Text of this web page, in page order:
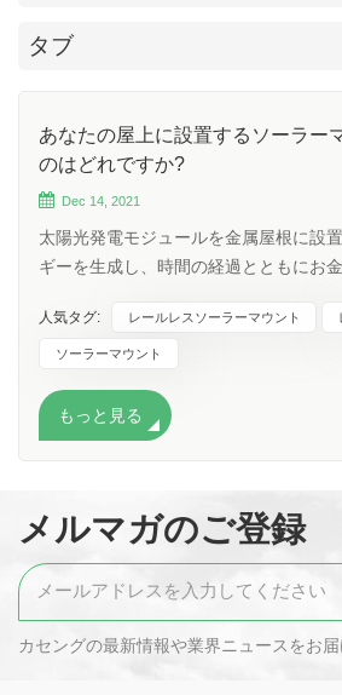
タブ
あなたの屋上に設置するソーラー
のはどれですか?
Dec 14, 2021
太陽光発電モジュールを金属屋根に設
ギーを生成し、時間の経過とともにお
は、耐用年数が長く耐久性に優れてい
ュールを取り付けるのに適したプラッ
はどれでしょうか? 屋上にレールレスの
ステムを選択する人がますます増えて
フ マウントには、コスト面で大きな利
設置にいくらかけたいですか? レール
レイアウト、組み立て、作業、設置に
かし、事前に組み立てられた レールレ
をつかめば、モジュールごとに約 90 秒
人気タグ: レールレスソーラーマウント
ソーラーマウント
もっと見る
メルマガのご登録
カセングの最新情報や業界ニュースをお届